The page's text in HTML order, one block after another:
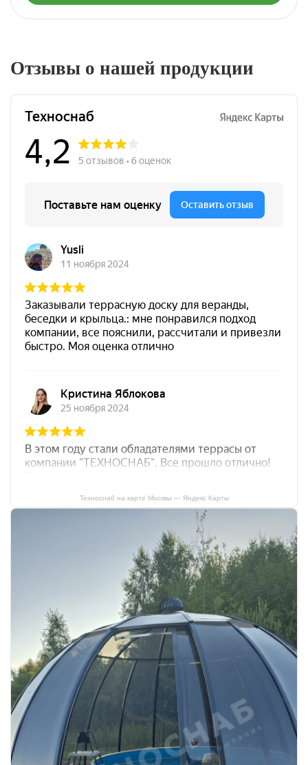
Отзывы о нашей продукции
Техноснаб на карте Москвы — Яндекс Карты